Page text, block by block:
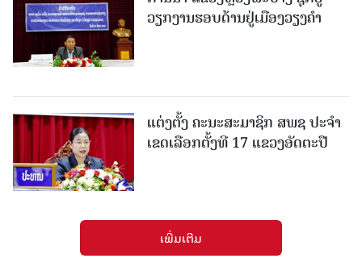
ວຽກງານຮອບດ້ານຢູ່ເມືອງວຽງຄໍາ
ແຕ່ງຕັ້ງ ຄະນະສະມາຊິກ ສພຊ ປະຈຳ
ເຂດເລືອກຕັ້ງທີ 17 ແຂວງອັດຕະປື
ເພີ່ມເຕີມ